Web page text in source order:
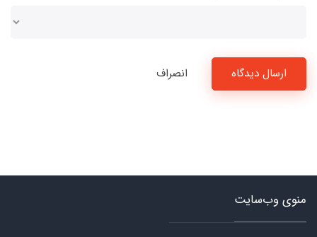
ارسال دیدگاه انصراف
منوی وب‌سایت